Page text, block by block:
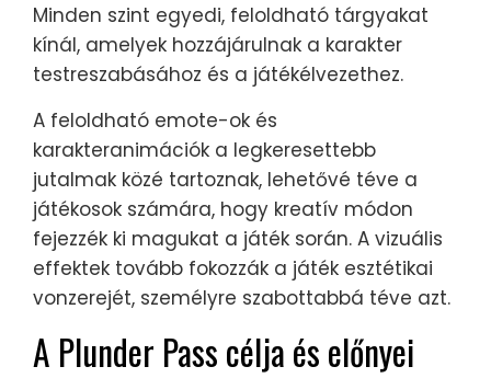
Minden szint egyedi, feloldható tárgyakat
kínál, amelyek hozzájárulnak a karakter
testreszabásához és a játékélvezethez.
A feloldható emote-ok és
karakteranimációk a legkeresettebb
jutalmak közé tartoznak, lehetővé téve a
játékosok számára, hogy kreatív módon
fejezzék ki magukat a játék során. A vizuális
effektek tovább fokozzák a játék esztétikai
vonzerejét, személyre szabottabbá téve azt.
A Plunder Pass célja és előnyei